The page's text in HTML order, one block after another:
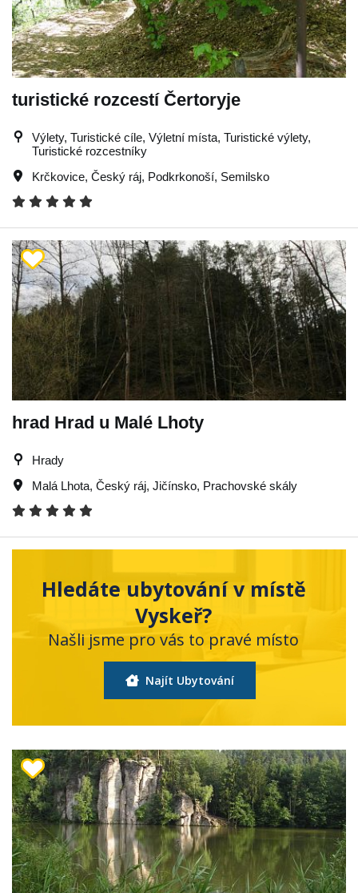
turistické rozcestí Čertoryje
Výlety, Turistické cíle, Výletní místa, Turistické výlety,
Turistické rozcestníky
Krčkovice, Český ráj, Podkrkonoší, Semilsko
hrad Hrad u Malé Lhoty
Hrady
Malá Lhota, Český ráj, Jičínsko, Prachovské skály
Hledáte ubytování v místě
Vyskeř?
Našli jsme pro vás to pravé místo
Najít Ubytování